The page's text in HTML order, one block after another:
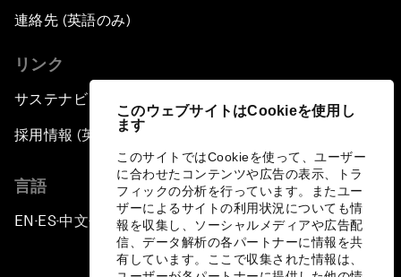
このウェブサイトはCookieを使用し
ます
このサイトではCookieを使って、ユーザー
に合わせたコンテンツや広告の表示、トラ
フィックの分析を行っています。またユー
ザーによるサイトの利用状況についても情
報を収集し、ソーシャルメディアや広告配
信、データ解析の各パートナーに情報を共
有しています。ここで収集された情報は、
連絡先 (英語のみ)
リンク
サステナビリティへの取り組み
採用情報 (英語のみ)
言語
EN ▪ES▪中文▪ 日本語